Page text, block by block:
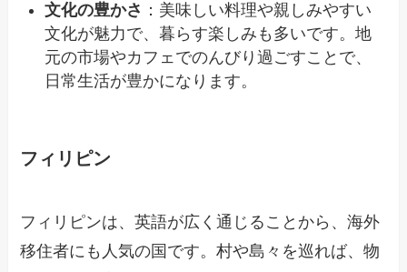
文化の豊かさ ：美味しい料理や親しみやすい
文化が魅力で、暮らす楽しみも多いです。地
元の市場やカフェでのんびり過ごすことで、
日常生活が豊かになります。
フィリピン
フィリピンは、英語が広く通じることから、海外
移住者にも人気の国です。村や島々を巡れば、物